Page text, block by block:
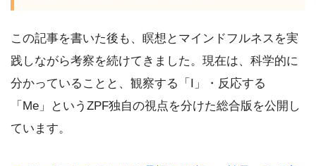
この記事を書いた後も、瞑想とマインドフルネスを実
践しながら考察を続けてきました。現在は、科学的に
分かっていることと、観察する「I」・反応する
「Me」というZPF独自の視点を分けた総合版を公開し
ています。